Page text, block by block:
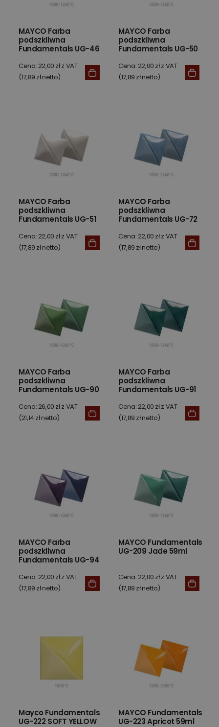
MAYCO Farba
podszkliwna
Fundamentals UG-46
Cena: 22,00 zł z VAT
(17,89 zł netto)
MAYCO Farba
podszkliwna
Fundamentals UG-50
Cena: 22,00 zł z VAT
(17,89 zł netto)
MAYCO Farba
podszkliwna
Fundamentals UG-51
Cena: 22,00 zł z VAT
(17,89 zł netto)
MAYCO Farba
podszkliwna
Fundamentals UG-72
ml
Cena: 22,00 zł z VAT
(17,89 zł netto)
MAYCO Farba
podszkliwna
Fundamentals UG-90
Cena: 26,00 zł z VAT
(21,14 zł netto)
MAYCO Farba
podszkliwna
Fundamentals UG-91
Cena: 22,00 zł z VAT
(17,89 zł netto)
MAYCO Farba
podszkliwna
Fundamentals UG-94
Cena: 22,00 zł z VAT
(17,89 zł netto)
MAYCO Fundamentals
UG-209 Jade 59ml
Cena: 22,00 zł z VAT
(17,89 zł netto)
Mayco Fundamentals
UG-222 SOFT YELLOW
MAYCO Fundamentals
UG-223 Apricot 59ml